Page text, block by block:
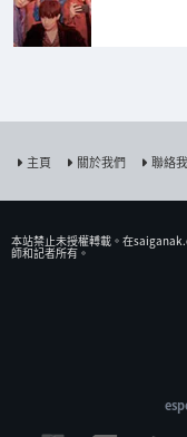
主頁 關於我們 聯絡
本站禁止未授權𨍭載。在
師和記者所有。